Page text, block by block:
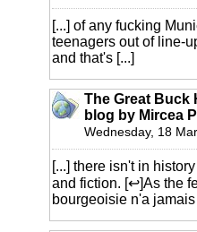
[...] of any fucking
teenagers out of line-
and that's [...]
The Great Buck
blog by Mircea
Wednesday, 18
[...] there isn't in
and fiction. [↩]As the
bourgeoisie n'a